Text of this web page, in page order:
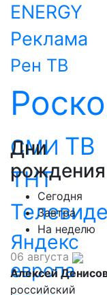
ENERGY
Реклама
Рен ТВ
СМИ ТВ
ТНТ
Яндекс
европа
Дни
рождения
Сегодня
Завтра
На неделю
06 августа
Алексей
российский